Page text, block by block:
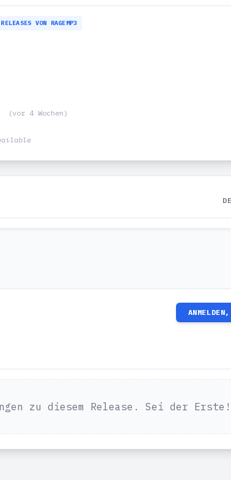
VON RAGEMP3
(vor 4 Wochen)
zu diesem Release. Sei der Erste!